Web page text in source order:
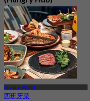
4.6
30.1K 已预订
起฿ 1,399.5
Central World
西班牙菜